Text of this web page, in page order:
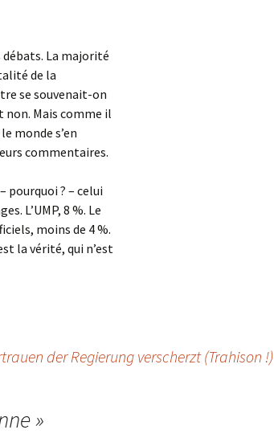
La majorité
de la
se souvenait-on
non. Mais comme il
monde s’en
commentaires.
pourquoi ? – celui
L’UMP, 8 %. Le
moins de 4 %.
la vérité, qui n’est
der Regierung verscherzt (Trahison !)
»